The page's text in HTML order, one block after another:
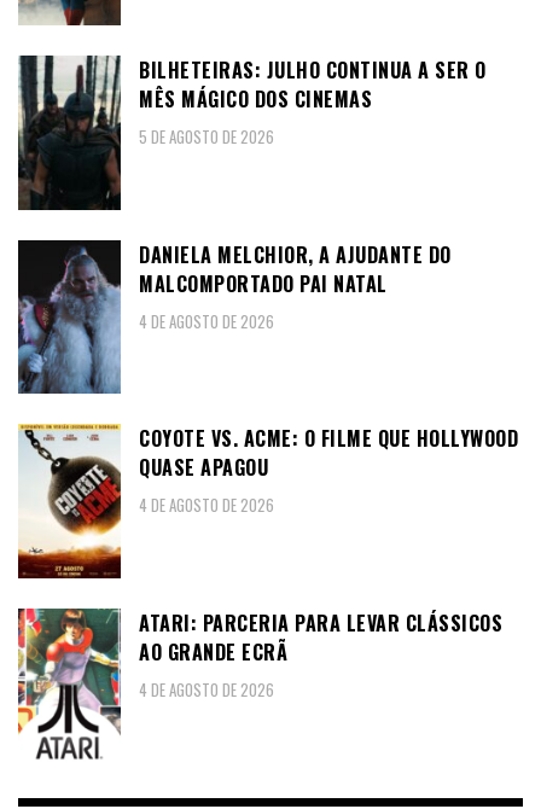
BILHETEIRAS: JULHO CONTINUA A SER O
MÊS MÁGICO DOS CINEMAS
5 DE AGOSTO DE 2026
DANIELA MELCHIOR, A AJUDANTE DO
MALCOMPORTADO PAI NATAL
4 DE AGOSTO DE 2026
COYOTE VS. ACME: O FILME QUE HOLLYWOOD
QUASE APAGOU
4 DE AGOSTO DE 2026
ATARI: PARCERIA PARA LEVAR CLÁSSICOS
AO GRANDE ECRÃ
4 DE AGOSTO DE 2026